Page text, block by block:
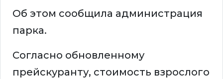
Об этом сообщила администрация
парка.
Согласно обновленному
прейскуранту, стоимость взрослого